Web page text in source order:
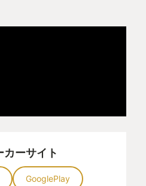
カーサイト
GooglePlay